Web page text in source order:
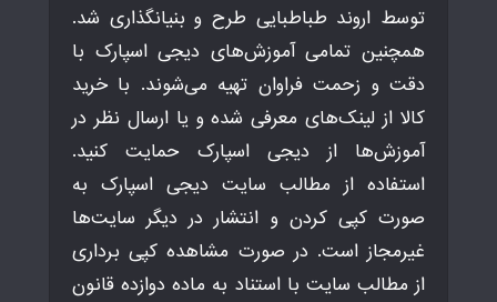
توسط اروند طباطبایی طرح و بنیانگذاری شد.
همچنین تمامی آموزش‌های دیجی اسپارک با
دقت و زحمت فراوان تهیه می‌شوند. با خرید
کالا از لینک‌های معرفی شده و یا ارسال نظر در
آموزش‌ها از دیجی اسپارک حمایت کنید.
استفاده از مطالب سایت دیجی اسپارک به
صورت کپی کردن و انتشار در دیگر سایت‌ها
غیرمجاز است. در صورت مشاهده کپی برداری
از مطالب سایت با استناد به ماده دوازده قانون